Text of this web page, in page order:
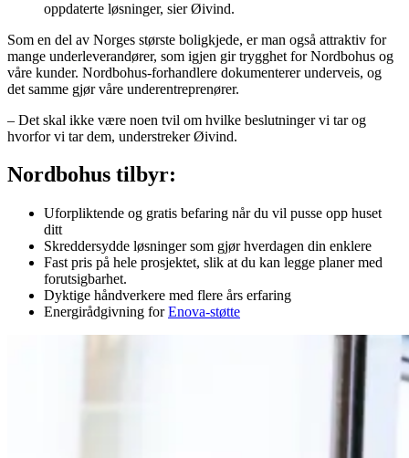
oppdaterte løsninger, sier Øivind.
Som en del av Norges største boligkjede, er man også attraktiv for
mange underleverandører, som igjen gir trygghet for Nordbohus og
våre kunder. Nordbohus-forhandlere dokumenterer underveis, og
det samme gjør våre underentreprenører.
– Det skal ikke være noen tvil om hvilke beslutninger vi tar og
hvorfor vi tar dem, understreker Øivind.
Nordbohus tilbyr:
Uforpliktende og gratis befaring når du vil pusse opp huset
ditt
Skreddersydde løsninger som gjør hverdagen din enklere
Fast pris på hele prosjektet, slik at du kan legge planer med
forutsigbarhet.
Dyktige håndverkere med flere års erfaring
Energirådgivning forEnova-støtte